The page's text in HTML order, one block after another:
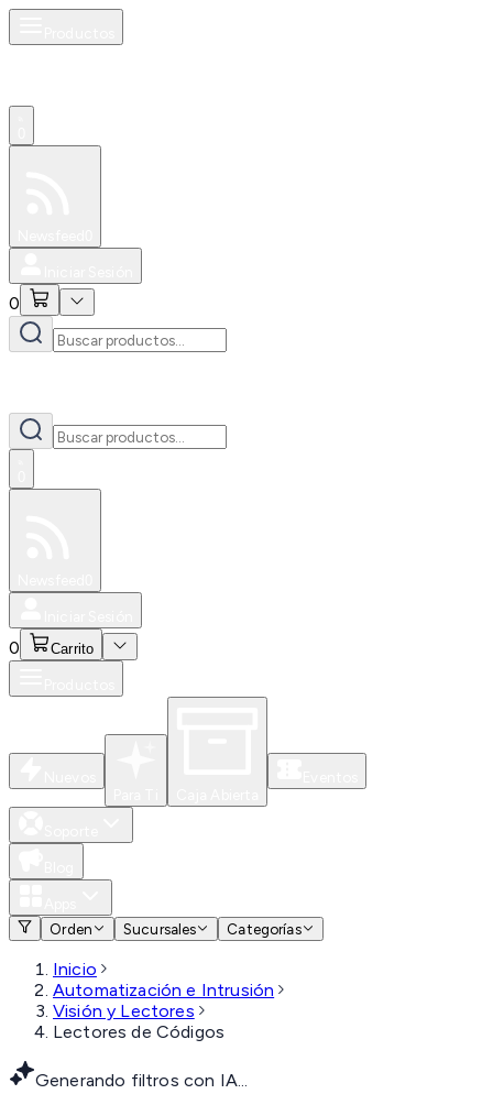
0
0 Carrito
Orden
Sucursales Categorías
Inicio
Automatización e Intrusión
Visión y Lectores
Lectores de Códigos
Generando filtros con IA...